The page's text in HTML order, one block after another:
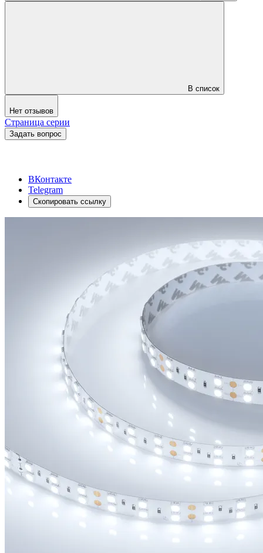
В список
Нет отзывов
Страница серии
Задать вопрос
ВКонтакте
Telegram
Скопировать ссылку